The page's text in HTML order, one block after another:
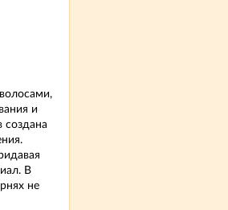
и
создана
В
не